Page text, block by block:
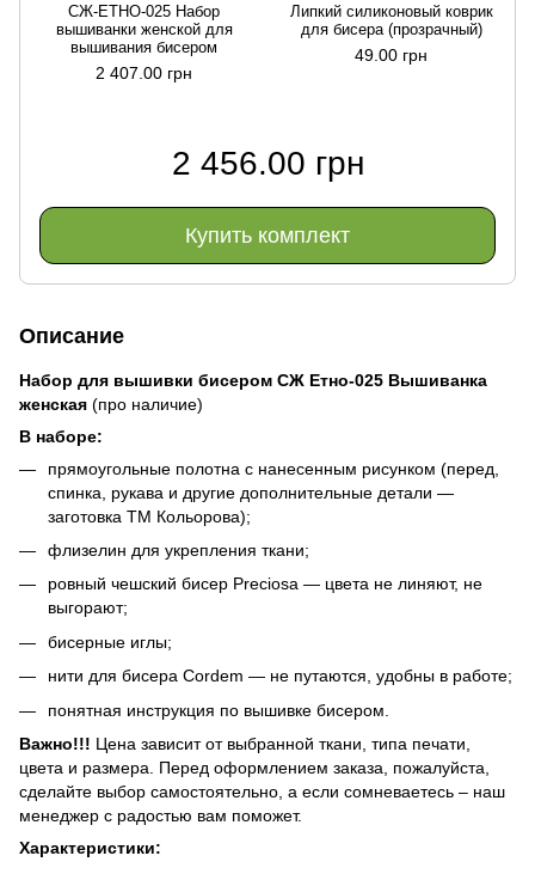
СЖ-ЕТНО-025 Набор
вышиванки женской для
вышивания бисером
2 407.00 грн
Липкий силиконовый коврик
для бисера (прозрачный)
49.00 грн
2 456.00 грн
Купить комплект
Описание
Набор для вышивки бисером СЖ Етно-025 Вышиванка
женская (про наличие)
В наборе:
прямоугольные полотна с нанесенным рисунком (перед,
спинка, рукава и другие дополнительные детали —
заготовка ТМ Кольорова);
флизелин для укрепления ткани;
ровный чешский бисер Preciosa — цвета не линяют, не
выгорают;
бисерные иглы;
нити для бисера Cordem — не путаются, удобны в работе;
понятная инструкция по вышивке бисером.
Важно!!! Цена зависит от выбранной ткани, типа печати,
цвета и размера. Перед оформлением заказа, пожалуйста,
сделайте выбор самостоятельно, а если сомневаетесь – наш
менеджер с радостью вам поможет.
Характеристики: